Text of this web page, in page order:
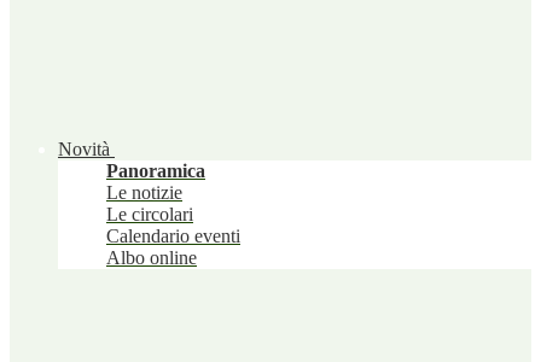
Novità
Panoramica
Le notizie
Le circolari
Calendario eventi
Albo online